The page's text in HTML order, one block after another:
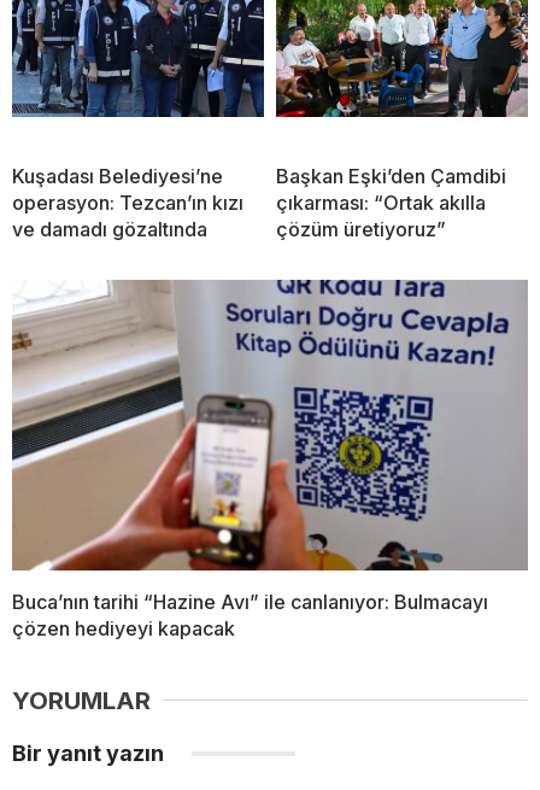
Kuşadası Belediyesi’ne
operasyon: Tezcan’ın kızı
ve damadı gözaltında
Başkan Eşki’den Çamdibi
çıkarması: “Ortak akılla
çözüm üretiyoruz”
Buca’nın tarihi “Hazine Avı” ile canlanıyor: Bulmacayı
çözen hediyeyi kapacak
YORUMLAR
Bir yanıt yazın